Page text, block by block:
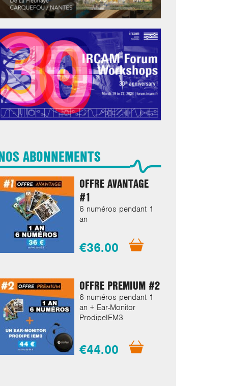
ABONNEMENTS
OFFRE AVANTAGE
#1
6 numéros pendant 1
an
€36.00
OFFRE PREMIUM #2
6 numéros pendant 1
an + Ear-Monitor
ProdipeIEM3
€44.00